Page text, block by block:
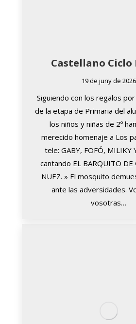
Castellano
19 de juny de 2026
Siguiendo con los regalos
de la etapa de Primaria del
los niños y niñas de 2º
merecido homenaje a Los
tele: GABY, FOFÓ, MILIKY
cantando EL BARQUITO DE
NUEZ. » El mosquito
ante las adversidades.
vosotras…